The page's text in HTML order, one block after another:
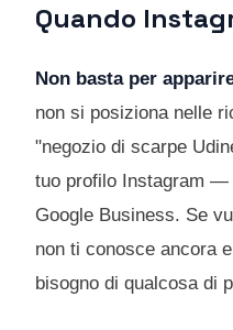
Quando
Non basta per
non si posiziona nelle
"negozio di scarpe
tuo profilo Instagram
Google Business. Se
non ti conosce ancora
bisogno di qualcosa di